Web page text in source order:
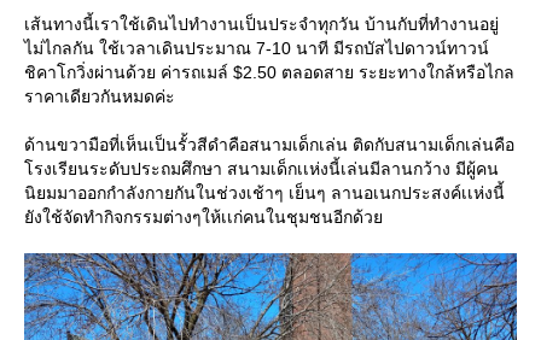
เส้นทางนี้เราใช้เดินไปทำงานเป็นประจำทุกวัน บ้านกับที่ทำงานอยู่
ไม่ไกลกัน ใช้เวลาเดินประมาณ 7-10 นาที มีรถบัสไปดาวน์ทาวน์
ชิคาโกวิ่งผ่านด้วย ค่ารถเมล์ $2.50 ตลอดสาย ระยะทางใกล้หรือไกล
ราคาเดียวกันหมดค่ะ
ด้านขวามือที่เห็นเป็นรั้วสีดำคือสนามเด็กเล่น ติดกับสนามเด็กเล่นคือ
โรงเรียนระดับประถมศึกษา สนามเด็กเเห่งนี้เล่นมีลานกว้าง มีผู้คน
นิยมมาออกกำลังกายกันในช่วงเช้าๆ เย็นๆ ลานอเนกประสงค์เเห่งนี้
ยังใช้จัดทำกิจกรรมต่างๆให้เเก่คนในชุมชนอีกด้วย